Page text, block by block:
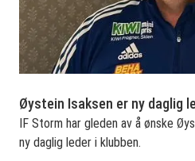
Øystein Isaksen er ny daglig
IF Storm har gleden av å ønske
ny daglig leder i klubben.